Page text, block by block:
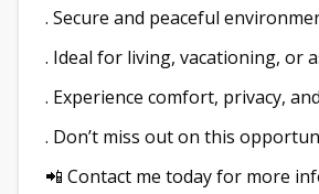
. Secure and peaceful
. Ideal for living, vacationing, or
. Experience comfort, privacy,
. Don’t miss out on this
📲 Contact me today for more